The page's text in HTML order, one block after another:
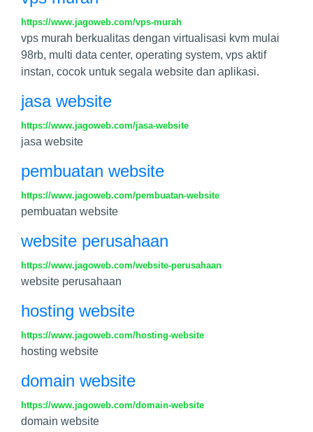
https://www.jagoweb.com/vps-murah
vps murah berkualitas dengan virtualisasi kvm mulai
98rb, multi data center, operating system, vps aktif
instan, cocok untuk segala website dan aplikasi.
jasa website
https://www.jagoweb.com/jasa-website
jasa website
pembuatan website
https://www.jagoweb.com/pembuatan-website
pembuatan website
website perusahaan
https://www.jagoweb.com/website-perusahaan
website perusahaan
hosting website
https://www.jagoweb.com/hosting-website
hosting website
domain website
https://www.jagoweb.com/domain-website
domain website